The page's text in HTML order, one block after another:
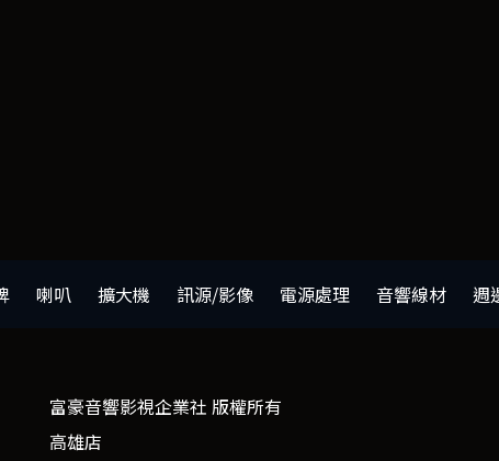
喇叭 擴大機 訊源/影像 電源處理 音響線材 週
富豪音響影視企業社 版權所有
高雄店